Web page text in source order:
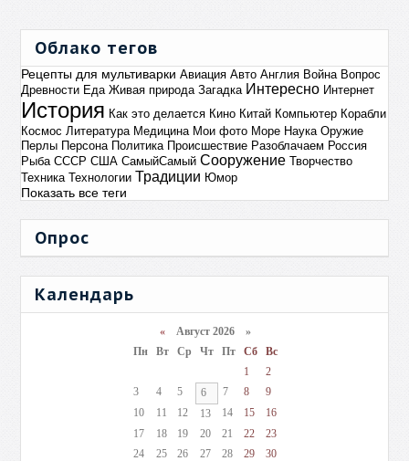
Облако тегов
Рецепты для мультиварки Авиация Авто Англия Война Вопрос
Древности Еда Живая природа Загадка Интересно Интернет
История Как это делается Кино Китай Компьютер Корабли
Космос Литература Медицина Мои фото Море Наука Оружие
Перлы Персона Политика Происшествие Разоблачаем Россия
Рыба СССР США СамыйСамый Сооружение Творчество
Техника Технологии Традиции Юмор
Показать все теги
Опрос
Календарь
«Август 2026 »
Пн
Вт Ср Чт Пт Сб
Вс
1
2
3
4 5 6 7 8
9
10
11 12 13 14 15
16
17
18 19 20 21 22
23
24
25 26 27 28 29
30